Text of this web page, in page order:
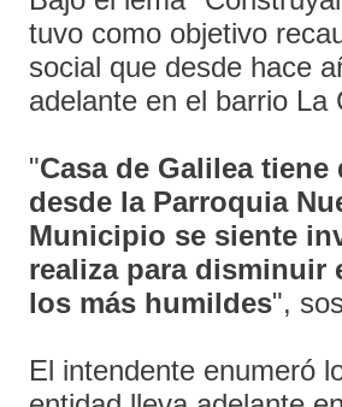
tuvo como objetivo
social que desde hace
adelante en el barrio La
"Casa de Galilea
desde la Parroquia
Municipio se siente
realiza para disminuir
los más humildes",
El intendente enumeró